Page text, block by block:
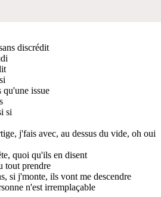
discrédit
issue
si
j'fais avec, au dessus du vide, oh oui
quoi qu'ils en disent
tout prendre
si j'monte, ils vont me descendre
n'est irremplaçable